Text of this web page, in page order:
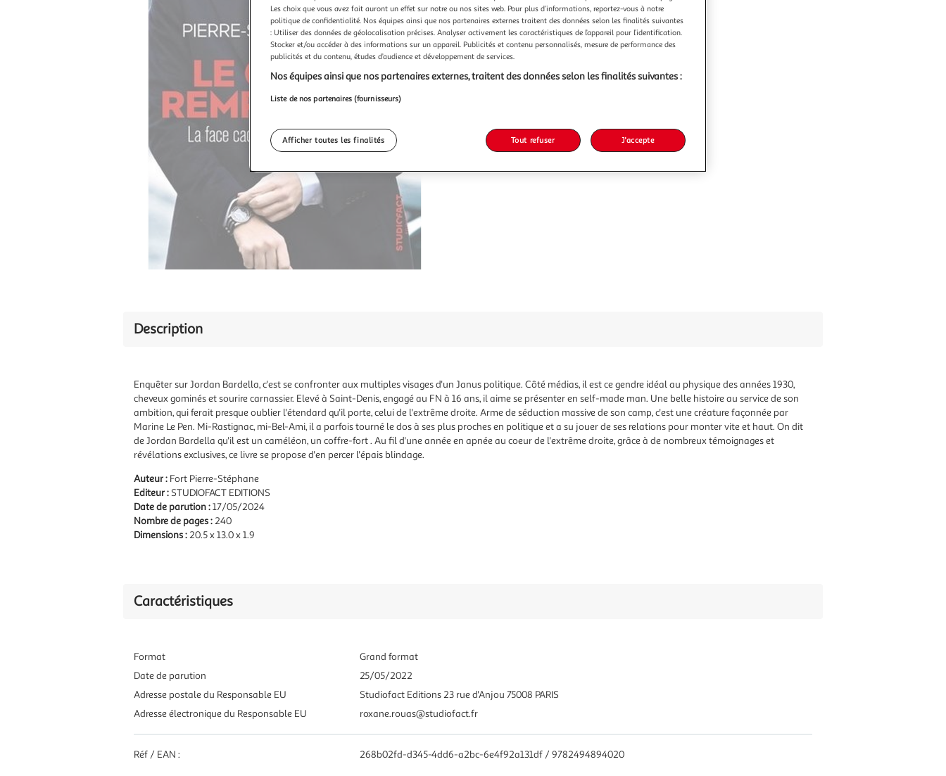
Description
Enquêter sur Jordan Bardella, c'est se confronter aux multiples visages d'un Janus politique. Côté médias, il est ce gendre idéal au physique des années 1930,
cheveux gominés et sourire carnassier. Elevé à Saint-Denis, engagé au FN à 16 ans, il aime se présenter en self-made man. Une belle histoire au service de son
ambition, qui ferait presque oublier l'étendard qu'il porte, celui de l'extrême droite. Arme de séduction massive de son camp, c'est une créature façonnée par
Marine Le Pen. Mi-Rastignac, mi-Bel-Ami, il a parfois tourné le dos à ses plus proches en politique et a su jouer de ses relations pour monter vite et haut. On dit
de Jordan Bardella qu'il est un caméléon, un coffre-fort . Au fil d'une année en apnée au coeur de l'extrême droite, grâce à de nombreux témoignages et
révélations exclusives, ce livre se propose d'en percer l'épais blindage.
Auteur : Fort Pierre-Stéphane
Editeur :STUDIOFACT EDITIONS
Date de parution :17/05/2024
Nombre de pages :240
Dimensions :20.5 x 13.0 x 1.9
Caractéristiques
Format
Grand format
Date de parution
25/05/2022
Adresse postale du Responsable EU
Studiofact Editions 23 rue d'Anjou 75008 PARIS
Adresse électronique du Responsable EU
roxane.rouas@studiofact.fr
Réf / EAN : 268b02fd-d345-4dd6-a2bc-6e4f92a131df / 9782494894020
Les choix que vous avez fait auront un effet sur notre ou nos sites web. Pour plus d’informations, reportez-vous à notre
politique de confidentialité. Nos équipes ainsi que nos partenaires externes traitent des données selon les finalités suivantes
: Utiliser des données de géolocalisation précises. Analyser activement les caractéristiques de l’appareil pour l’identification.
Stocker et/ou accéder à des informations sur un appareil. Publicités et contenu personnalisés, mesure de performance des
publicités et du contenu, études d’audience et développement de services.
Nos équipes ainsi que nos partenaires externes, traitent des données selon les finalités suivantes :
Liste de nos partenaires (fournisseurs)
Afficher toutes les finalités Tout refuser J'accepte